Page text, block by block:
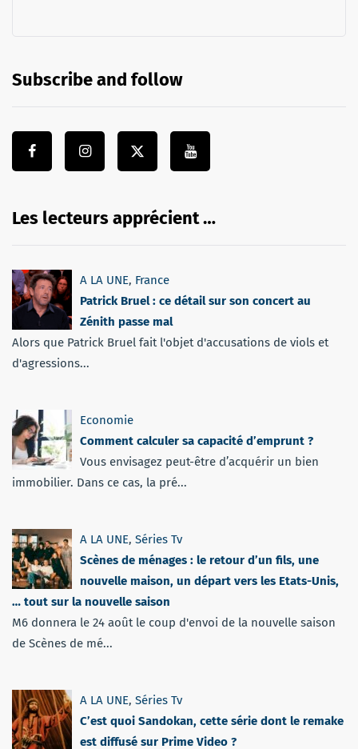
Subscribe and follow
Les lecteurs apprécient …
A LA UNE, France
Patrick Bruel : ce détail sur son concert au
Zénith passe mal
Alors que Patrick Bruel fait l'objet d'accusations de viols et
d'agressions...
Economie
Comment calculer sa capacité d’emprunt ?
Vous envisagez peut-être d’acquérir un bien
immobilier. Dans ce cas, la pré...
A LA UNE, Séries Tv
Scènes de ménages : le retour d’un fils, une
nouvelle maison, un départ vers les Etats-Unis,
… tout sur la nouvelle saison
M6 donnera le 24 août le coup d'envoi de la nouvelle saison
de Scènes de mé...
A LA UNE, Séries Tv
C’est quoi Sandokan, cette série dont le remake
est diffusé sur Prime Video ?